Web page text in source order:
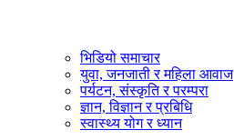
भिडियो समाचार
युवा, जनजाती र महिला आवाज
पर्यटन, संस्कृति र परम्परा
ज्ञान, विज्ञान र प्रबिधि
स्वास्थ्य योग र ध्यान